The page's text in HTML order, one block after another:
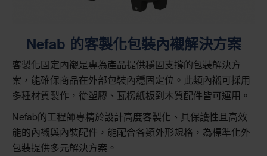
Nefab 的客製化包裝內襯解決方案
客製化固定內襯是專為產品提供穩固支撐的包裝解決方
案，能確保商品在外部包裝內穩固定位。此類內襯可採用
多種材質製作，從塑膠、瓦楞紙板到木質配件皆可運用。
Nefab的工程師專精於設計高度客製化、具保護性且高效
能的內襯與內裝配件，能配合各類外形規格，為標準化外
包裝提供多元解決方案。